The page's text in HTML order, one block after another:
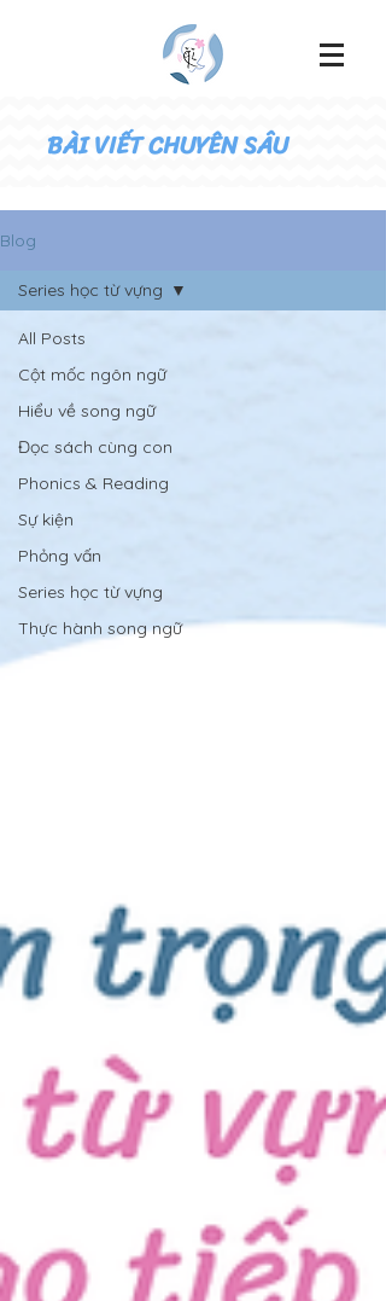
BÀI VIẾT CHUYÊN SÂU
Blog
All Posts
Cột mốc ngôn ngữ
Hiểu về song ngữ
Đọc sách cùng con
Phonics & Reading
Sự kiện
Phỏng vấn
Series học từ vựng
Thực hành song ngữ
Series học từ vựng